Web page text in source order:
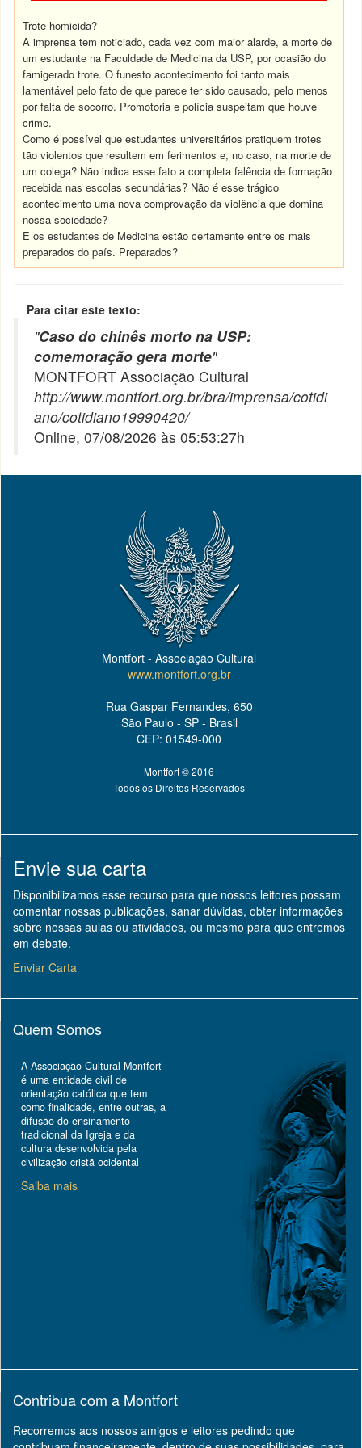
Trote homicida?
A imprensa tem noticiado, cada vez com maior alarde, a morte de
um estudante na Faculdade de Medicina da USP, por ocasião do
famigerado trote. O funesto acontecimento foi tanto mais
lamentável pelo fato de que parece ter sido causado, pelo menos
por falta de socorro. Promotoria e polícia suspeitam que houve
crime.
Como é possível que estudantes universitários pratiquem trotes
tão violentos que resultem em ferimentos e, no caso, na morte de
um colega? Não indica esse fato a completa falência de formação
recebida nas escolas secundárias? Não é esse trágico
acontecimento uma nova comprovação da violência que domina
nossa sociedade?
E os estudantes de Medicina estão certamente entre os mais
preparados do país. Preparados?
Para citar este texto:
"Caso do chinês morto na USP:
comemoração gera morte"
MONTFORT Associação Cultural
http://www.montfort.org.br/bra/imprensa/cotidi
ano/cotidiano19990420/
Online, 07/08/2026 às 05:53:27h
Montfort - Associação Cultural
www.montfort.org.br
Rua Gaspar Fernandes, 650
São Paulo - SP - Brasil
CEP: 01549-000
Montfort © 2016
Todos os Direitos Reservados
Envie sua carta
Disponibilizamos esse recurso para que nossos leitores possam
comentar nossas publicações, sanar dúvidas, obter informações
sobre nossas aulas ou atividades, ou mesmo para que entremos
em debate.
Enviar Carta
Quem Somos
A Associação Cultural Montfort
é uma entidade civil de
orientação católica que tem
como finalidade, entre outras, a
difusão do ensinamento
tradicional da Igreja e da
cultura desenvolvida pela
civilização cristã ocidental
Saiba mais
Contribua com a Montfort
Recorremos aos nossos amigos e leitores pedindo que